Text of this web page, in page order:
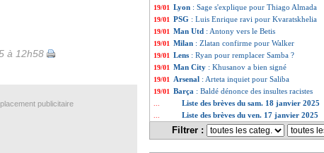
à 12h58
19/01 Lyon : Sage s'explique pour Thiago Almada
19/01 PSG : Luis Enrique ravi pour Kvaratskhelia
19/01 Man Utd : Antony vers le Betis
19/01 Milan : Zlatan confirme pour Walker
19/01 Lens : Ryan pour remplacer Samba ?
19/01 Man City : Khusanov a bien signé
19/01 Arsenal : Arteta inquiet pour Saliba
19/01 Barça : Baldé dénonce des insultes racistes
Liste des brèves du sam. 18 janvier 2025
Liste des brèves du ven. 17 janvier 2025
Filtrer :
publicitaire